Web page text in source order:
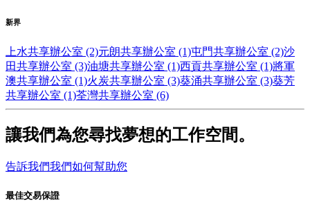
新界
上水共享辦公室 (2)元朗共享辦公室 (1)屯門共享辦公室 (2)沙
田共享辦公室 (3)油塘共享辦公室 (1)西貢共享辦公室 (1)將軍
澳共享辦公室 (1)火炭共享辦公室 (3)葵涌共享辦公室 (3)葵芳
共享辦公室 (1)荃灣共享辦公室 (6)
讓我們為您尋找夢想的工作空間。
告訴我們我們如何幫助您
最佳交易保證